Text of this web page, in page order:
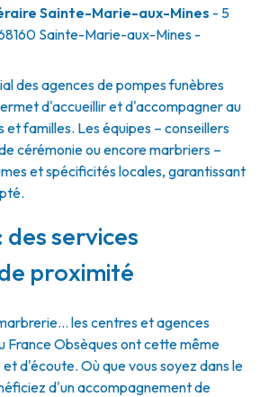
Sainte-Marie-aux-Mines - 5
Sainte-Marie-aux-Mines -
des agences de pompes funèbres
d'accueillir et d'accompagner au
et familles. Les équipes – conseillers
cérémonie ou encore marbriers –
et spécificités locales, garantissant
services
proximité
les centres et agences
France Obsèques ont cette même
d'écoute. Où que vous soyez dans le
d'un accompagnement de